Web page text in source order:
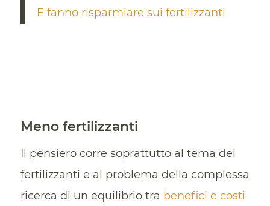
E fanno risparmiare sui fertilizzanti
Meno fertilizzanti
Il pensiero corre soprattutto al tema dei
fertilizzanti e al problema della complessa
ricerca di un equilibrio tra benefici e costi